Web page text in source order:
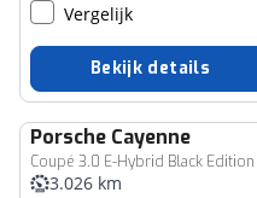
Vergelijk
Bekijk details
Porsche Cayenne
3.026 km